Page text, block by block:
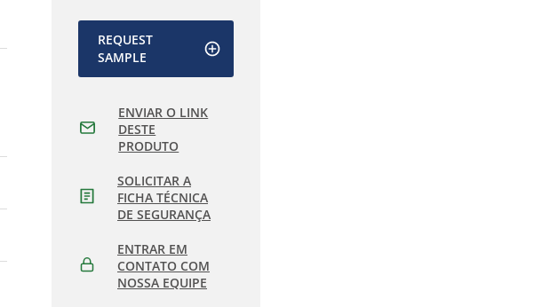
REQUEST
SAMPLE
ENVIAR O LINK
DESTE
PRODUTO
SOLICITAR A
FICHA TÉCNICA
DE SEGURANÇA
ENTRAR EM
CONTATO COM
NOSSA EQUIPE